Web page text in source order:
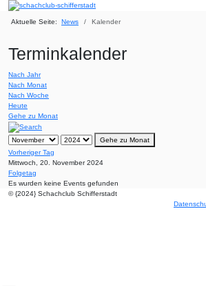
Aktuelle Seite: News Kalender
Terminkalender
Nach Jahr
Nach Monat
Nach Woche
Heute
Gehe zu Monat
Gehe zu Monat
Vorheriger Tag
Mittwoch, 20. November 2024
Folgetag
Es wurden keine Events gefunden
© {2024} Schachclub Schifferstadt